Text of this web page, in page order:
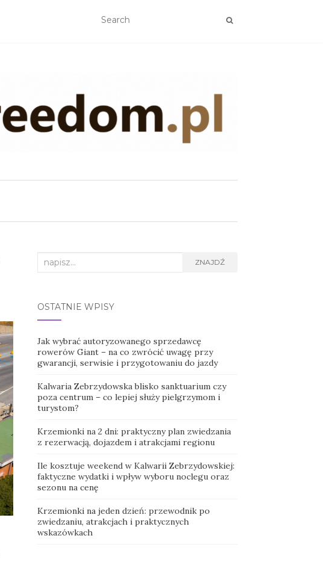
Search
ZNAJDŹ
OSTATNIE WPISY
Jak wybrać autoryzowanego sprzedawcę
rowerów Giant – na co zwrócić uwagę przy
gwarancji, serwisie i przygotowaniu do jazdy
Kalwaria Zebrzydowska blisko sanktuarium czy
poza centrum – co lepiej służy pielgrzymom i
turystom?
Krzemionki na 2 dni: praktyczny plan zwiedzania
z rezerwacją, dojazdem i atrakcjami regionu
Ile kosztuje weekend w Kalwarii Zebrzydowskiej:
faktyczne wydatki i wpływ wyboru noclegu oraz
sezonu na cenę
Krzemionki na jeden dzień: przewodnik po
zwiedzaniu, atrakcjach i praktycznych
wskazówkach